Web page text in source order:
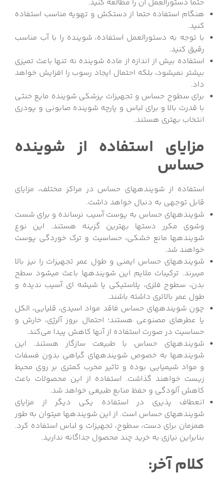
حتما دستورالعمل آن را مطالعه کنید.
هنگام استفاده حتما از دستکش و تهویه مناسب استفاده
کنید.
با توجه به دستورالعمل استفاده، شوینده را با آب مناسب
رقیق کنید.
استفاده بیش از اندازه از ماده شوینده نه تنها باعث تمیزی
بیشتر نمی‏شود، بلکه احتمال ایجاد رسوب را افزایش خواهد
داد.
برای سطوح حساس و تجهیزات پزشکی شوینده مایع خنثی
با قدرت بالا و برای لباس و پارچه شوینده صابونی و پودری
انتخاب بهتری هستند.
مزایای استفاده از شوینده
حساس
استفاده از شوینده‎های حساس در مراکز مختلف، مزایای
قابل توجهی به دنبال خواهد داشت.
شوینده‎های حساس به پوست آسیب نرسانده و برای شست
وشوی مکرر دست‎ها بهترین گزینه هستند. این نوع
شوینده‎ها مانع خشکی، حساسیت و ترک خوردگی پوست
خواهند شد.
شوینده‎های حساس ایمنی و طول عمر تجهیزات را نیز بالا
می‏برند. ترکیبات ملایم این شوینده‎ها باعث می‎شود سطح
بدن، سطوح فلزی، پلاستیکی یا شیشه ‏ای آسیب ندیده و
طول عمر بالاتری داشته باشند.
چون شوینده‎های حساس فاقد مواد اسیدی، قلیایی، الکل
یا عطرهای مصنوعی هستند؛ احتمال بروز آلرژی، خارش و
حساسیت در صورت استفاده از آن‎ها کاهش پیدا می‌کند.
شوینده‎های حساس با طبیعت سازگار هستند. این
شوینده‎ها به خصوص شوینده‎های گیاهی بدون فسفات
و مواد شیمیایی بوده و تاثیر مخرب کمتری بر روی محیط
زیست خواهند گذاشت. استفاده از این محصولات باعث
کاهش آلودگی و حفظ منابع طبیعی خواهد شد.
انعطاف پذیری در استفاده یکی دیگر از مزایای
شوینده‎های حساس است. از این شوینده‎ها می‎توان به طور
همزمان برای دست، سطوح، تجهیزات و لباس استفاده کرد.
بنابراین نیازی به خرید چند محصول جداگانه ندارید.
کلام آخر: